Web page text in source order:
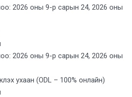
2026 оны 9-р сарын 24, 2026 оны
2026 оны 9-р сарын 24, 2026 оны
ухаан (ODL – 100% онлайн)